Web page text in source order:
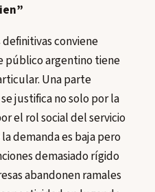
conviene
público argentino tiene
Una parte
justifica no solo por la
el rol social del servicio
demanda es baja pero
demasiado rígido
abandonen ramales